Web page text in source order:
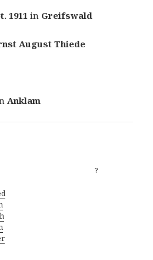
1911 in Greifswald
August Thiede
Anklam
?